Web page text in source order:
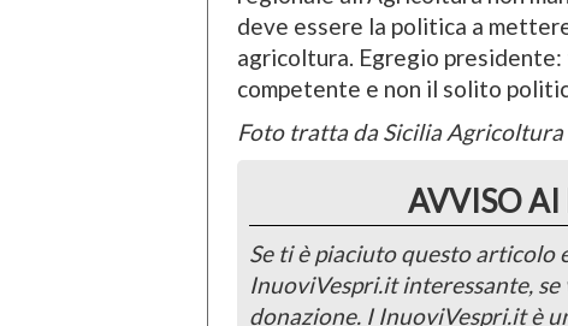
deve essere la politica a
agricoltura. Egregio
competente e non il solito
Foto tratta da Sicilia Agricoltura
AVVISO AI
Se ti è piaciuto questo
InuoviVespri.it interessante,
donazione. I InuoviVespri.it è